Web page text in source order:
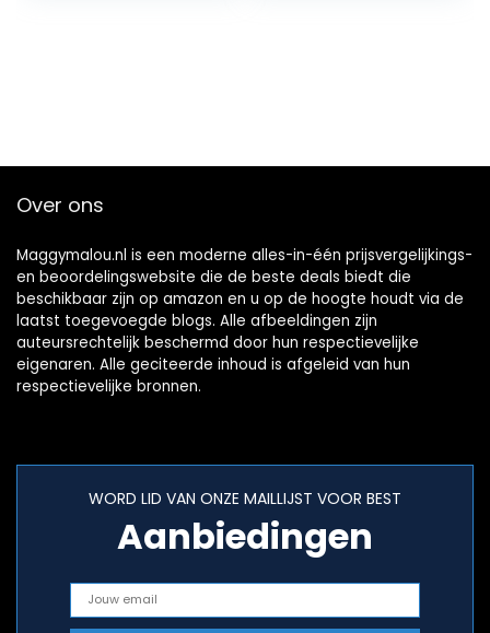
Over ons
Maggymalou.nl is een moderne alles-in-één prijsvergelijkings-
en beoordelingswebsite die de beste deals biedt die
beschikbaar zijn op amazon en u op de hoogte houdt via de
laatst toegevoegde blogs. Alle afbeeldingen zijn
auteursrechtelijk beschermd door hun respectievelijke
eigenaren. Alle geciteerde inhoud is afgeleid van hun
respectievelijke bronnen.
WORD LID VAN ONZE MAILLIJST VOOR BEST
Aanbiedingen